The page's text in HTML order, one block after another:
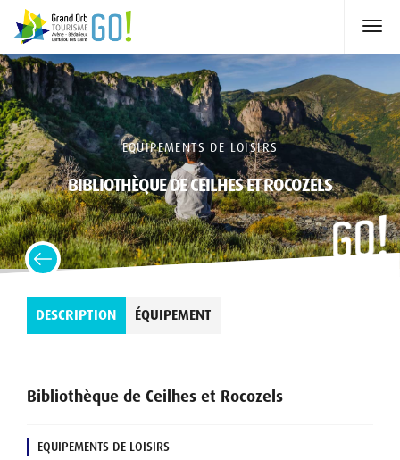
EQUIPEMENTS DE LOISIRS
BIBLIOTHÈQUE DE CEILHES ET ROCOZELS
DESCRIPTION ÉQUIPEMENT
Bibliothèque de Ceilhes et Rocozels
EQUIPEMENTS DE LOISIRS